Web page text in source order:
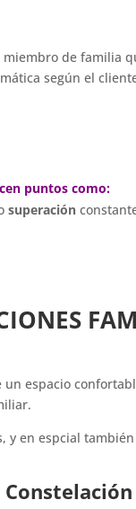
miembro de familia
según el
puntos como:
superación
un espacio
en espcial